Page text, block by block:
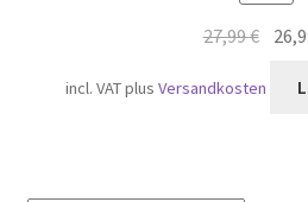
27,99€
oli:
incl. VATplusVersandkosten